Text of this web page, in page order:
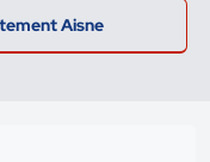
Aisne